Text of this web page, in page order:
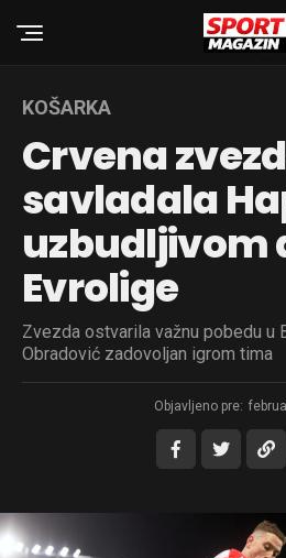
KOŠARKA
Crvena
savladala
uzbudljivom
Evrolige
Zvezda ostvarila važnu pobedu u
Obradović zadovoljan igrom tima
Objavljeno pre: